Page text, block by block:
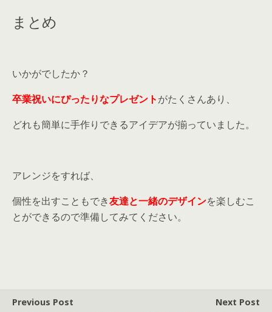
まとめ
いかがでしたか？
卒業祝いにぴったりなプレゼントがたくさんあり、
どれも簡単に手作りできるアイデアが揃っていました。
アレンジをすれば、
個性を出すこともでき友達と一緒のデザインを楽しむこ
とができるので準備してみてください。
Previous Post
Next Post